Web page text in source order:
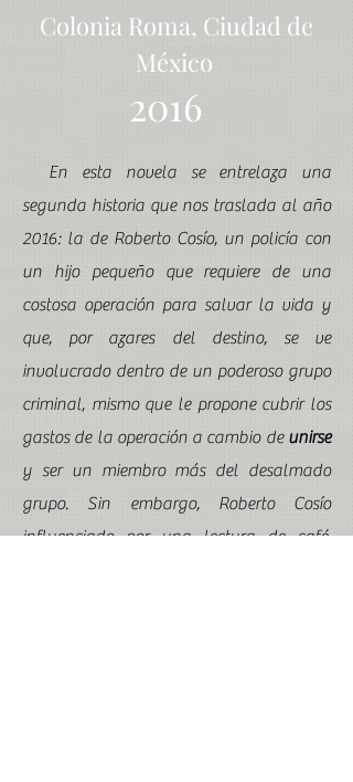
Colonia Roma, Ciudad de
México
2016
En esta novela se entrelaza una
segunda historia que nos traslada al año
2016: la de Roberto Cosío, un policía con
un hijo pequeño que requiere de una
costosa operación para salvar la vida y
que, por azares del destino, se ve
involucrado dentro de un poderoso grupo
criminal, mismo que le propone cubrir los
gastos de la operación a cambio de unirse
y ser un miembro más del desalmado
grupo. Sin embargo, Roberto Cosío
influenciado por una lectura de café,